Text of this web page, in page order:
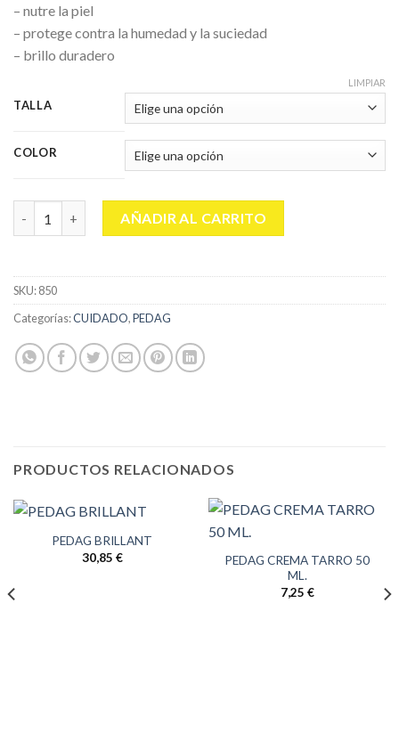
– nutre la piel
– protege contra la humedad y la suciedad
– brillo duradero
TALLA
COLOR
LIMPIAR
PEDAG CREMA EN TUBO 50 ML. cantidad
AÑADIR AL CARRITO
SKU:850
Categorías:CUIDADO,PEDAG
PRODUCTOS RELACIONADOS
PEDAG BRILLANT
30,85 €
PEDAG CREMA TARRO 50
ML.
7,25 €